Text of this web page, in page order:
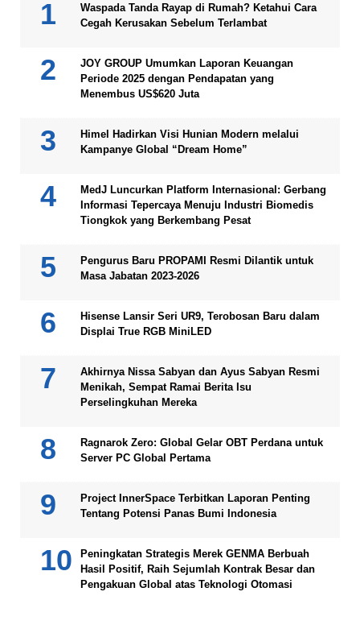
Waspada Tanda Rayap di Rumah? Ketahui Cara
Cegah Kerusakan Sebelum Terlambat
JOY GROUP Umumkan Laporan Keuangan
Periode 2025 dengan Pendapatan yang
Menembus US$620 Juta
Himel Hadirkan Visi Hunian Modern melalui
Kampanye Global “Dream Home”
MedJ Luncurkan Platform Internasional: Gerbang
Informasi Tepercaya Menuju Industri Biomedis
Tiongkok yang Berkembang Pesat
Pengurus Baru PROPAMI Resmi Dilantik untuk
Masa Jabatan 2023-2026
Hisense Lansir Seri UR9, Terobosan Baru dalam
Displai True RGB MiniLED
Akhirnya Nissa Sabyan dan Ayus Sabyan Resmi
Menikah, Sempat Ramai Berita Isu
Perselingkuhan Mereka
Ragnarok Zero: Global Gelar OBT Perdana untuk
Server PC Global Pertama
Project InnerSpace Terbitkan Laporan Penting
Tentang Potensi Panas Bumi Indonesia
Peningkatan Strategis Merek GENMA Berbuah
Hasil Positif, Raih Sejumlah Kontrak Besar dan
Pengakuan Global atas Teknologi Otomasi